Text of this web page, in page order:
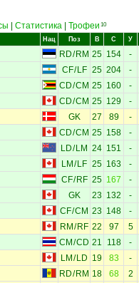
Статистика Трофеи 10
Нац Поз В С У
RD/ RM 25 154 -
CF/LF 25 204 -
CD/CM 25 160 -
CD/CM 25 129 -
GK 27 89 -
CD/CM 25 158 -
LD/ LM 24 151 -
LM / LF 25 163 -
CF/RF 25 167 -
GK 23 132 -
CF/CM 23 148 -
RM / RF 22 97 5
CM /CD 21 118 -
LM / LD 19 83 -
RD/ RM 18 68 2